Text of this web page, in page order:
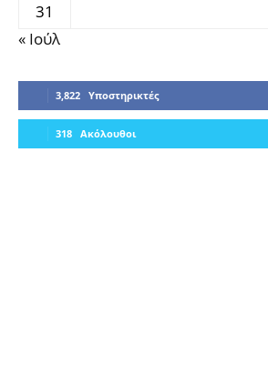
31
« Ιούλ
3,822 Υποστηρικτές
318 Ακόλουθοι